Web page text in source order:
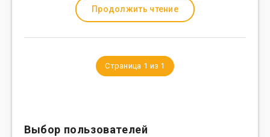
Продолжить чтение
Страница 1 из 1
Выбор пользователей